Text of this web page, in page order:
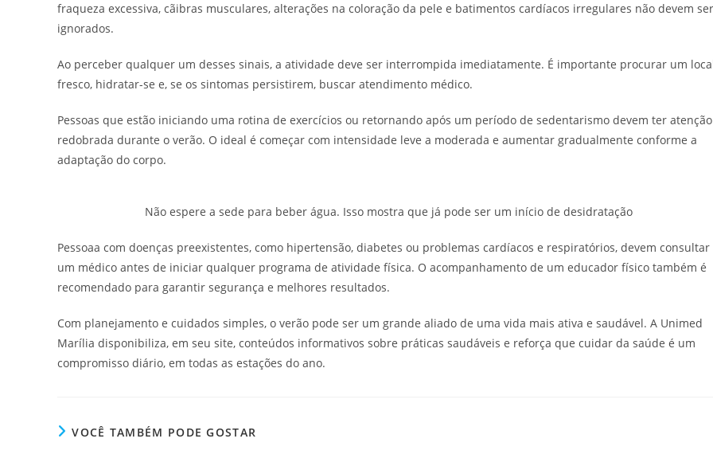
fraqueza excessiva, cãibras musculares, alterações na coloração da pele e batimentos cardíacos irregulares não devem ser
ignorados.
Ao perceber qualquer um desses sinais, a atividade deve ser interrompida imediatamente. É importante procurar um
fresco, hidratar-se e, se os sintomas persistirem, buscar atendimento médico.
Pessoas que estão iniciando uma rotina de exercícios ou retornando após um período de sedentarismo devem ter atenção
redobrada durante o verão. O ideal é começar com intensidade leve a moderada e aumentar gradualmente conforme a
adaptação do corpo.
Não espere a sede para beber água. Isso mostra que já pode ser um início de desidratação
Pessoaa com doenças preexistentes, como hipertensão, diabetes ou problemas cardíacos e respiratórios, devem consultar
um médico antes de iniciar qualquer programa de atividade física. O acompanhamento de um educador físico também é
recomendado para garantir segurança e melhores resultados.
Com planejamento e cuidados simples, o verão pode ser um grande aliado de uma vida mais ativa e saudável. A Unimed
Marília disponibiliza, em seu site, conteúdos informativos sobre práticas saudáveis e reforça que cuidar da saúde é um
compromisso diário, em todas as estações do ano.
VOCÊ TAMBÉM PODE GOSTAR